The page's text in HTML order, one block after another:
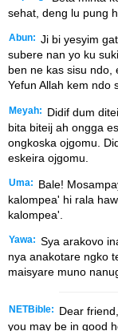
sehat, deng lu pung
Abun: Ji bi yesyim
subere nan yo ku
ben ne kas sisu ndo,
Yefun Allah kem ndo
Meyah:
Didif dum
bita biteij ah ongga
ongkoska ojgomu.
eskeira ojgomu.
Uma:
Bale!
kalompea' hi rala
kalompea'.
Yawa: Sya arakovo
nya anakotare ngko
maisyare muno
NETBible:
Dear
you may be in good